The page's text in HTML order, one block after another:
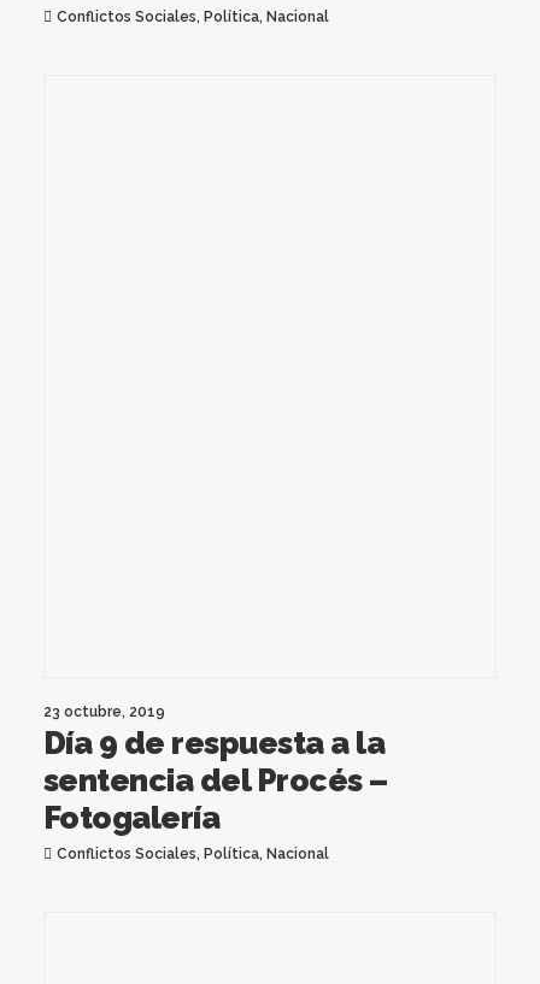
Conflictos Sociales, Política, Nacional
23 octubre, 2019
Día 9 de respuesta a la
sentencia del Procés –
Fotogalería
Conflictos Sociales, Política, Nacional